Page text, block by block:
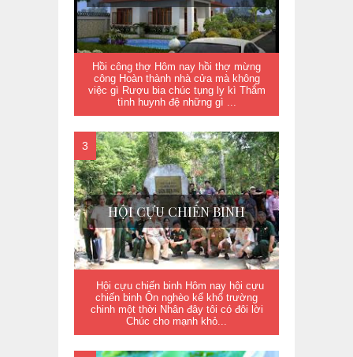
Hồi công thợ Hôm nay hồi thợ mừng
công Hoàn thành nhà cửa mà không
việc gì Rượu bia chúc tụng ly kì Thắm
tình huynh đệ những gì ...
HỘI CỰU CHIẾN BINH
Hội cựu chiến binh Hôm nay hội cựu
chiến binh Ôn nghèo kể khổ trường
chinh một thời Nhân đây tôi có đôi lời
Chúc cho mạnh khỏ...